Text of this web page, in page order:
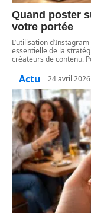
Quand poster
votre portée
L’utilisation
essentielle de la
créateurs de contenu.
Actu 24 avril 2026